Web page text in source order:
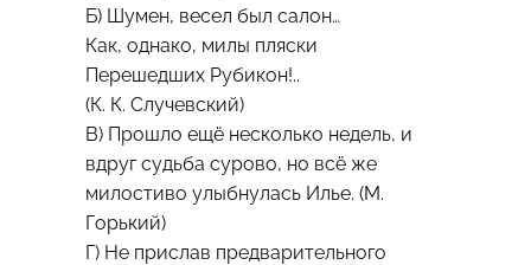
Б) Шумен, весел был салон…
Как, однако, милы пляски
Перешедших Рубикон!..
(К. К. Случевский)
В) Прошло ещё несколько недель, и
вдруг судьба сурово, но всё же
милостиво улыбнулась Илье. (М.
Горький)
Г) Не прислав предварительного